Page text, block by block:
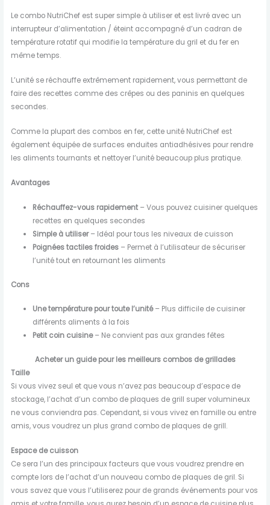
Le combo NutriChef est super simple à utiliser et est livré avec un
interrupteur d’alimentation / éteint accompagné d’un cadran de
température rotatif qui modifie la température du gril et du fer en
même temps.
L’unité se réchauffe extrêmement rapidement, vous permettant de
faire des recettes comme des crêpes ou des paninis en quelques
secondes.
Comme la plupart des combos en fer, cette unité NutriChef est
également équipée de surfaces enduites antiadhésives pour rendre
les aliments tournants et nettoyer l’unité beaucoup plus pratique.
Avantages
Réchauffez-vous rapidement– Vous pouvez cuisiner quelques
recettes en quelques secondes
Simple à utiliser– Idéal pour tous les niveaux de cuisson
Poignées tactiles froides– Permet à l’utilisateur de sécuriser
l’unité tout en retournant les aliments
Cons
Une température pour toute l’unité– Plus difficile de cuisiner
différents aliments à la fois
Petit coin cuisine– Ne convient pas aux grandes fêtes
Acheter un guide pour les meilleurs combos de grillades
Taille
Si vous vivez seul et que vous n’avez pas beaucoup d’espace de
stockage, l’achat d’un combo de plaques de grill super volumineux
ne vous conviendra pas. Cependant, si vous vivez en famille ou entre
amis, vous voudrez un plus grand combo de plaques de grill.
Espace de cuisson
Ce sera l’un des principaux facteurs que vous voudrez prendre en
compte lors de l’achat d’un nouveau combo de plaques de gril. Si
vous savez que vous l’utiliserez pour de grands événements pour vos